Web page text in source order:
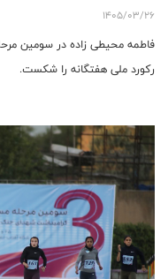
1405/03/26
فاطمه محیطی زاده در سومین
رکورد ملی هفتگانه را شکست.